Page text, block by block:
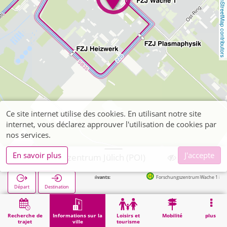
OpenStreetMap contributors
Recherche de
trajet
Informations sur la
ville
Loisirs et
tourisme
Mobilité plus
Forschungszentrum Jülich (POI)
Départ Destination
Arrêts suivants: Forschungszentrum Wache 1 in 120m
Démarrage Informations sur la ville Forschungszentrum Jülich (POI)
Ce site internet utilise des cookies. En utilisant notre site
internet, vous déclarez approuver l'utilisation de cookies par
nos services.
En savoir plus
J'accepte